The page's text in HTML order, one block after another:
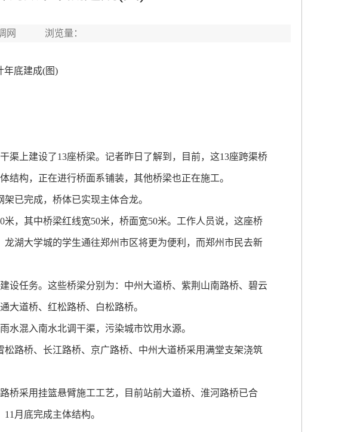
调网 浏览量：
年底建成(图)
上建设了13座桥梁。记者昨日了解到，目前，这13座跨渠桥
构，正在进行桥面系铺装，其他桥梁也正在施工。
已完成，桥体已实现主体合龙。
，其中桥梁红线宽50米，桥面宽50米。工作人员说，这座桥
湖大学城的学生通往郑州市区将更为便利，而郑州市民去新
任务。这些桥梁分别为：中州大道桥、紫荆山南路桥、碧云
大道桥、红松路桥、白松路桥。
混入南水北调干渠，污染城市饮用水源。
路桥、长江路桥、京广路桥、中州大道桥采用满堂支架浇筑
采用挂篮悬臂施工工艺，目前站前大道桥、淮河路桥已合
月底完成主体结构。